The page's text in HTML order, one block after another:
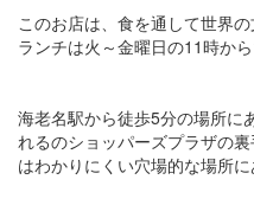
このお店は、食を通して世界
ランチは火～金曜日の11時から
海老名駅から徒歩5分の場所に
れるのショッパーズプラザの
はわかりにくい穴場的な場所に